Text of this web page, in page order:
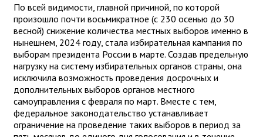
По всей видимости, главной причиной, по которой
произошло почти восьмикратное (с 230 осенью до 30
весной) снижение количества местных выборов именно в
нынешнем, 2024 году, стала избирательная кампания по
выборам президента России в марте. Создав предельную
нагрузку на систему избирательных органов страны, она
исключила возможность проведения досрочных и
дополнительных выборов органов местного
самоуправления с февраля по март. Вместе с тем,
федеральное законодательство устанавливает
ограничение на проведение таких выборов в период за